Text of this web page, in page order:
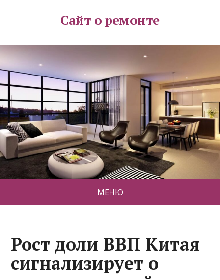
Сайт о ремонте
МЕНЮ
Рост доли ВВП Китая
сигнализирует о